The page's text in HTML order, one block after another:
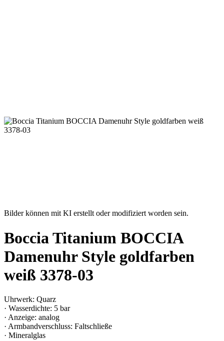
Bilder können mit KI erstellt oder modifiziert worden sein.
Boccia Titanium BOCCIA
Damenuhr Style goldfarben
weiß 3378-03
Uhrwerk: Quarz
· Wasserdichte: 5 bar
· Anzeige: analog
· Armbandverschluss: Faltschließe
· Mineralglas